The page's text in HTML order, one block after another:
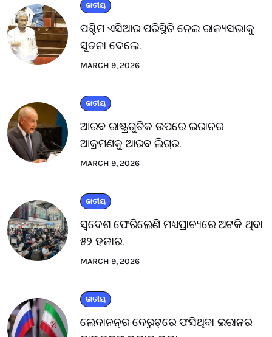
ଜାତୀୟ
ପଶ୍ଚିମ ଏସିଆର ପରିସ୍ଥିତି ନେଇ ରାଜ୍ୟସଭାକୁ
ସୂଚନା ଦେଲେ.
MARCH 9, 2026
ଜାତୀୟ
ଆରବ ରାଷ୍ଟ୍ରଗୁଡିକ ଉପରେ ଇରାନର
ଆକ୍ରମଣକୁ ଆରବ ଲିଗ୍‌ର.
MARCH 9, 2026
ଜାତୀୟ
ସ୍ବଦେଶ ଫେରିଲେଣି ମଧ୍ୟପ୍ରାଚ୍ୟରେ ଅଟକି ଥିବା
୫୨ ହଜାର.
MARCH 9, 2026
ଜାତୀୟ
ଲେବାନନ୍‌ର ବେରୁଟ୍‌ରେ ଫସିଥିବା ଇରାନର